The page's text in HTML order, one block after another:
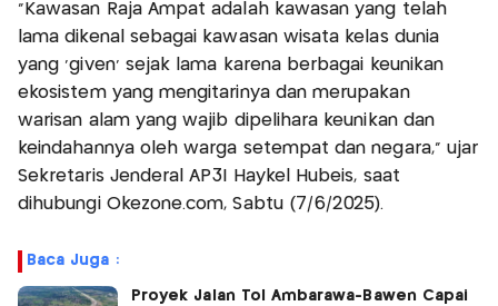
"Kawasan Raja Ampat adalah kawasan yang telah
lama dikenal sebagai kawasan wisata kelas dunia
yang ‘given’ sejak lama karena berbagai keunikan
ekosistem yang mengitarinya dan merupakan
warisan alam yang wajib dipelihara keunikan dan
keindahannya oleh warga setempat dan negara," ujar
Sekretaris Jenderal AP3I Haykel Hubeis, saat
dihubungi Okezone.com, Sabtu (7/6/2025).
Baca Juga :
Proyek Jalan Tol Ambarawa-Bawen Capai